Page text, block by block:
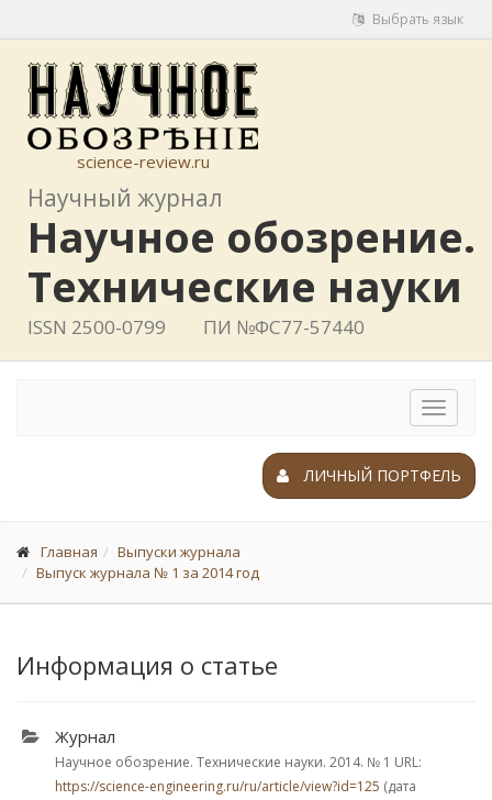
Выбрать язык
science-review.ru
Научный журнал
Научное обозрение.
Технические науки
ISSN 2500-0799 ПИ №ФС77-57440
Toggle
ЛИЧНЫЙ ПОРТФЕЛЬ
Главная
Выпуски журнала
Выпуск журнала № 1 за 2014 год
Информация о статье
Журнал
Научное обозрение. Технические науки. 2014. № 1 URL:
https://science-engineering.ru/ru/article/view?id=125 (дата